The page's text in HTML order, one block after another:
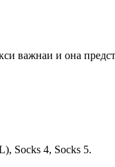
важнаи и она
Socks 4, Socks 5.